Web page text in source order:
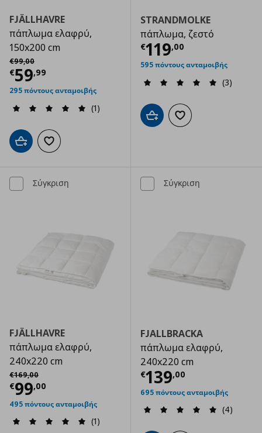
FJÄLLHAVRE
πάπλωμα ελαφρύ,
150x200 cm
€99,00
Αρχική τιμή
€59,99
Τρέχουσα τιμή € 59,99
295 πόντους ανταμοιβής
(1)
Προσθήκη στο καλάθι
Προσθήκη στα αγαπημένα
STRANDMOLKE
πάπλωμα, ζεστό
€119,00
Τρέχουσα
595 πόντους ανταμοιβής
(3)
Προσθήκη στο καλάθι
Προσθήκη στα
Σύγκριση
FJÄLLHAVRE
πάπλωμα ελαφρύ,
240x220 cm
€169,00
Αρχική τιμή
€99,00
Τρέχουσα τιμή € 99,00
495 πόντους ανταμοιβής
(1)
Σύγκριση
FJALLBRACKA
πάπλωμα ελαφρύ,
240x220 cm
€139,00
Τρέχουσα
695 πόντους ανταμοιβής
(4)